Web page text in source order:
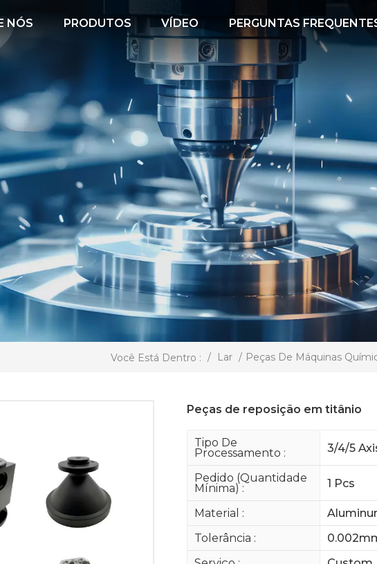
NÓS PRODUTOS VÍDEO PERGUNTAS
Você Está Dentro : / Lar / Peças De Máquinas
Peças de reposição em titânio
Tipo De
Processamento : 3/4/5
Pedido (quantidade
Mínima) : 1 Pcs
Material :
Tolerância :